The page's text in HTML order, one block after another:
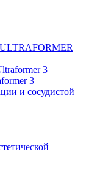
ULTRAFORMER
3
3
и сосудистой